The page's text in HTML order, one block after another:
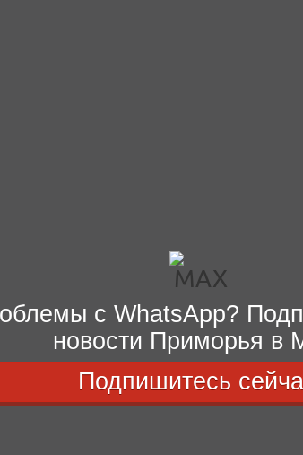
с WhatsApp?
новости Приморья в
Подпишитесь